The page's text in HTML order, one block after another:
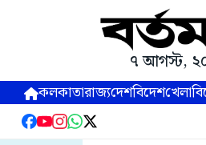
৭ আগস্ট,
কলকাতারাজ্যদেশবিদেশখেলা